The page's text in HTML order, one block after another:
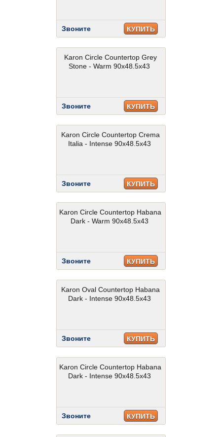
Звоните КУПИТЬ
Karon Circle Countertop Grey
Stone - Warm 90x48.5x43
Звоните КУПИТЬ
Karon Circle Countertop Crema
Italia - Intense 90x48.5x43
Звоните КУПИТЬ
Karon Circle Countertop Habana
Dark - Warm 90x48.5x43
Звоните КУПИТЬ
Karon Oval Countertop Habana
Dark - Intense 90x48.5x43
Звоните КУПИТЬ
Karon Circle Countertop Habana
Dark - Intense 90x48.5x43
Звоните КУПИТЬ